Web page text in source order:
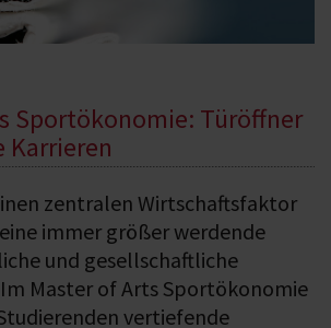
Sportökonomie: Türöffner
zentralen Wirtschaftsfaktor
immer größer werdende
und gesellschaftliche
Master of Arts Sportökonomie
vertiefende